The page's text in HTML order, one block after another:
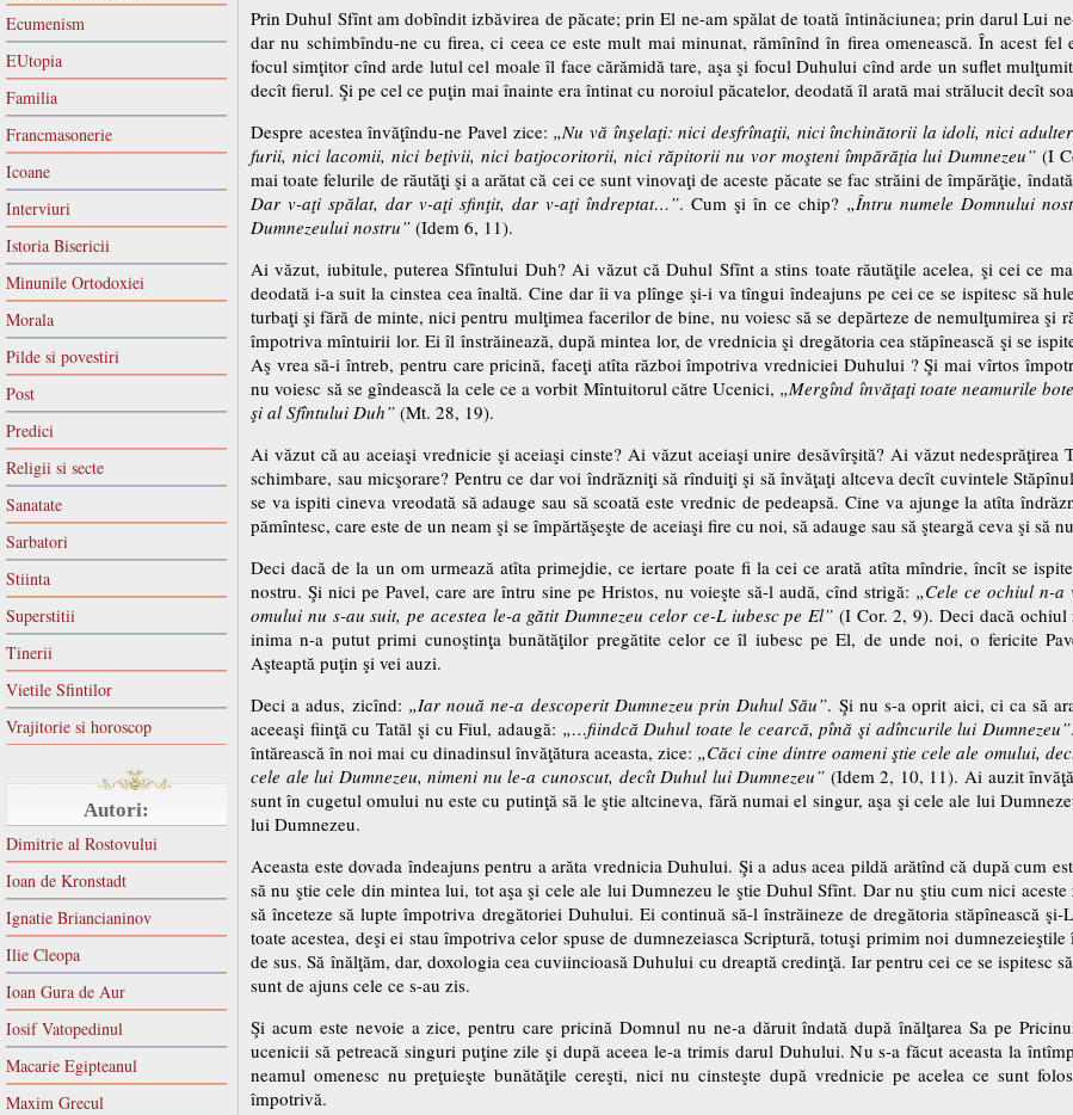
Ecumenism
EUtopia
Familia
Francmasonerie
Icoane
Interviuri
Istoria Bisericii
Minunile Ortodoxiei
Morala
Pilde si povestiri
Post
Predici
Religii si secte
Sanatate
Sarbatori
Stiinta
Superstitii
Tinerii
Vietile Sfintilor
Vrajitorie si horoscop
Autori:
Dimitrie al Rostovului
Ioan de Kronstadt
Ignatie Briancianinov
Ilie Cleopa
Ioan Gura de Aur
Iosif Vatopedinul
Macarie Egipteanul
Maxim Grecul
Prin Duhul Sfînt am dobîndit izbăvirea de păcate; prin El ne-am spălat de toată întinăciunea; prin darul Lui
dar nu schimbîndu-ne cu firea, ci ceea ce este mult mai minunat, rămînînd în firea omenească. În acest fel
focul simţitor cînd arde lutul cel moale îl face cărămidă tare, aşa şi focul Duhului cînd arde un suflet
decît fierul. Şi pe cel ce puţin mai înainte era întinat cu noroiul păcatelor, deodată îl arată mai strălucit decît
Despre acestea învăţîndu-ne Pavel zice: „Nu vă înşelaţi: nici desfrînaţii, nici închinătorii la idoli, nici
furii, nici lacomii, nici beţivii, nici batjocoritorii, nici răpitorii nu vor moşteni împărăţia lui Dumnezeu” (I
mai toate felurile de răutăţi şi a arătat că cei ce sunt vinovaţi de aceste păcate se fac străini de împărăţie,
Dar v-aţi spălat, dar v-aţi sfinţit, dar v-aţi îndreptat…”. Cum şi în ce chip? „Întru numele Domnului
Dumnezeului nostru” (Idem 6, 11).
Ai văzut, iubitule, puterea Sfîntului Duh? Ai văzut că Duhul Sfînt a stins toate răutăţile acelea, şi cei ce
deodată i-a suit la cinstea cea înaltă. Cine dar îi va plînge şi-i va tîngui îndeajuns pe cei ce se ispitesc să
turbaţi şi fără de minte, nici pentru mulţimea facerilor de bine, nu voiesc să se depărteze de nemulţumirea şi
împotriva mîntuirii lor. Ei îl înstrăinează, după mintea lor, de vrednicia şi dregătoria cea stăpînească şi se
Aş vrea să-i întreb, pentru care pricină, faceţi atîta război împotriva vredniciei Duhului ? Şi mai vîrtos
nu voiesc să se gîndească la cele ce a vorbit Mîntuitorul către Ucenici, „Mergînd învăţaţi toate neamurile
şi al Sfîntului Duh” (Mt. 28, 19).
Ai văzut că au aceiaşi vrednicie şi aceiaşi cinste? Ai văzut aceiaşi unire desăvîrşită? Ai văzut nedesprăţirea
schimbare, sau micşorare? Pentru ce dar voi îndrăzniţi să rînduiţi şi să învăţaţi altceva decît cuvintele
se va ispiti cineva vreodată să adauge sau să scoată este vrednic de pedeapsă. Cine va ajunge la atîta
pămîntesc, care este de un neam şi se împărtăşeşte de aceiaşi fire cu noi, să adauge sau să şteargă ceva şi să
Deci dacă de la un om urmează atîta primejdie, ce iertare poate fi la cei ce arată atîta mîndrie, încît se
nostru. Şi nici pe Pavel, care are întru sine pe Hristos, nu voieşte să-l audă, cînd strigă: „Cele ce ochiul n-
omului nu s-au suit, pe acestea le-a gătit Dumnezeu celor ce-L iubesc pe El” (I Cor. 2, 9). Deci dacă
inima n-a putut primi cunoştinţa bunătăţilor pregătite celor ce îl iubesc pe El, de unde noi, o fericite
Aşteaptă puţin şi vei auzi.
Deci a adus, zicînd: „Iar nouă ne-a descoperit Dumnezeu prin Duhul Său”. Şi nu s-a oprit aici, ci ca să
aceeaşi fiinţă cu Tatăl şi cu Fiul, adaugă: „…fiindcă Duhul toate le cearcă, pînă şi adîncurile lui Dumnezeu”
întărească în noi mai cu dinadinsul învăţătura aceasta, zice: „Căci cine dintre oameni ştie cele ale omului,
cele ale lui Dumnezeu, nimeni nu le-a cunoscut, decît Duhul lui Dumnezeu” (Idem 2, 10, 11). Ai auzit
sunt în cugetul omului nu este cu putinţă să le ştie altcineva, fără numai el singur, aşa şi cele ale lui
lui Dumnezeu.
Aceasta este dovada îndeajuns pentru a arăta vrednicia Duhului. Şi a adus acea pildă arătînd că după cum
să nu ştie cele din mintea lui, tot aşa şi cele ale lui Dumnezeu le ştie Duhul Sfînt. Dar nu ştiu cum nici
să înceteze să lupte împotriva dregătoriei Duhului. Ei continuă să-l înstrăineze de dregătoria stăpînească
toate acestea, deşi ei stau împotriva celor spuse de dumnezeiasca Scriptură, totuşi primim noi
de sus. Să înălţăm, dar, doxologia cea cuviincioasă Duhului cu dreaptă credinţă. Iar pentru cei ce se ispitesc
sunt de ajuns cele ce s-au zis.
Şi acum este nevoie a zice, pentru care pricină Domnul nu ne-a dăruit îndată după înălţarea Sa pe
ucenicii să petreacă singuri puţine zile şi după aceea le-a trimis darul Duhului. Nu s-a făcut aceasta la
neamul omenesc nu preţuieşte bunătăţile cereşti, nici nu cinsteşte după vrednicie pe acelea ce sunt
împotrivă.